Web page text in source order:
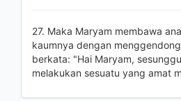
27. Maka Maryam membawa
kaumnya dengan
berkata: "Hai Maryam,
melakukan sesuatu yang amat